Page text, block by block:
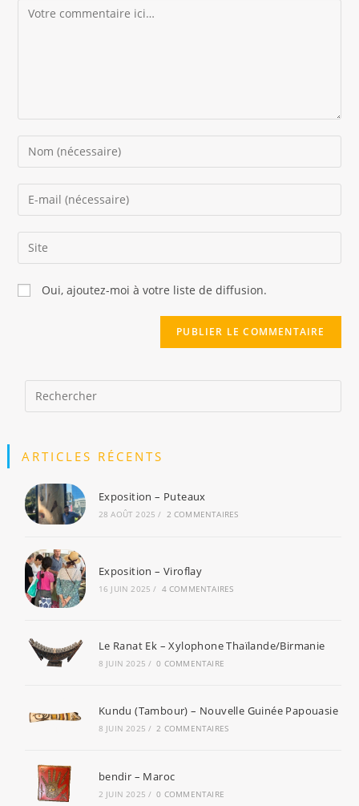
Comment
Enter
your
name
comment
Enter
your
email
address
comment
Saisir
l’URL
de
votre
Oui, ajoutez-moi à votre liste de diffusion.
ARTICLES RÉCENTS
Exposition – Puteaux
28 AOÛT 2025 / 2 COMMENTAIRES
Exposition – Viroflay
16 JUIN 2025 / 4 COMMENTAIRES
Le Ranat Ek – Xylophone Thaïlande/Birmanie
8 JUIN 2025 / 0 COMMENTAIRE
Kundu (Tambour) – Nouvelle Guinée Papouasie
8 JUIN 2025 / 2 COMMENTAIRES
bendir – Maroc
2 JUIN 2025 / 0 COMMENTAIRE